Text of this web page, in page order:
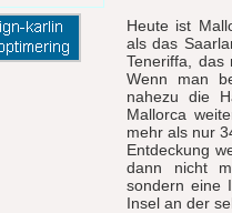
Heute ist
als das
Teneriffa, das
Wenn man
nahezu die
Mallorca
mehr als nur
Entdeckung
dann nicht
sondern eine
Insel an der